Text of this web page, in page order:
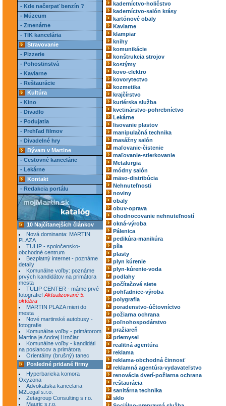
- Kde načerpať benzín ?
- Múzeum
- Zmenárne
- TIK kancelária
Stravovanie
- Pizzerie
- Pohostinstvá
- Kaviarne
- Reštaurácie
Kultúra
- Kino
- Divadlo
- Podujatia
- Prehľad filmov
- Divadelné hry
Bývam v Martine
- Cestovné kancelárie
- Lekárne
Kontakt
- Redakcia portálu
10 Najčítanejších článkov
Nová dominanta: MARTIN
PLAZA
TULIP - spoločensko-
obchodné centrum
Bezplatný internet - poznáme
detaily
Komunálne voľby: poznáme
prvých kandidátov na primátora
mesta
TULIP CENTER - máme prvé
fotografie! Aktualizované 5.
októbra
MARTIN PLAZA mieri do
mesta
Nové martinské autobusy -
fotografie
Komunálne voľby - primátorom
Martina je Andrej Hrnčiar
Komunálne voľby - kandidáti
na poslancov a primátora
Orientálny (brušný) tanec
Posledné pridané firmy
Hyperbaricka komora
Oxyzona
Advokatska kancelaria
M2Legal s.r.o.
Zetagroup Consulting s.r.o.
Mauric s.r.o.
kaderníctvo-holičstvo
kaderníctvo-salón krásy
kartónové obaly
Kaviarne
klampiar
knihy
komunikácie
konštrukcia strojov
kostýmy
kovo-elektro
kovorytectvo
kozmetika
krajčírstvo
kuriérska služba
kvetinárstvo-pohrebníctvo
Lekárne
lisovanie plastov
manipulačná technika
masážny salón
maľovanie-čistenie
maľovanie-stierkovanie
Metalurgia
módny salón
mäso-distribúcia
Nehnuteľnosti
noviny
obaly
obuv-oprava
ohodnocovanie nehnuteľností
okná-výroba
Pálenica
pedikúra-manikúra
píla
plasty
plyn kúrenie
plyn-kúrenie-voda
podlahy
počítačové siete
pohľadnice-výroba
polygrafia
poradenstvo-účtovníctvo
požiarna ochrana
poľnohospodárstvo
pražiareň
priemysel
realitná agentúra
reklama
reklama-obchodná činnosť
reklamná agentúra-vydavateľstvo
renovácia dverí-požiarna ochrana
reštaurácia
sanitárna technika
sklo